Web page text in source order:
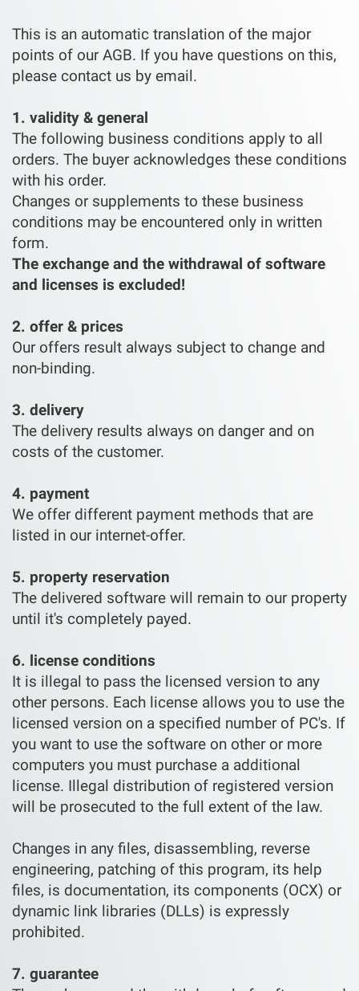
This is an automatic translation of the major
points of our AGB. If you have questions on this,
please contact us by email.
1. validity & general
The following business conditions apply to all
orders. The buyer acknowledges these conditions
with his order.
Changes or supplements to these business
conditions may be encountered only in written
form.
The exchange and the withdrawal of software
and licenses is excluded!
2. offer & prices
Our offers result always subject to change and
non-binding.
3. delivery
The delivery results always on danger and on
costs of the customer.
4. payment
We offer different payment methods that are
listed in our internet-offer.
5. property reservation
The delivered software will remain to our property
until it's completely payed.
6. license conditions
It is illegal to pass the licensed version to any
other persons. Each license allows you to use the
licensed version on a specified number of PC's. If
you want to use the software on other or more
computers you must purchase a additional
license. Illegal distribution of registered version
will be prosecuted to the full extent of the law.
Changes in any files, disassembling, reverse
engineering, patching of this program, its help
files, is documentation, its components (OCX) or
dynamic link libraries (DLLs) is expressly
prohibited.
7. guarantee